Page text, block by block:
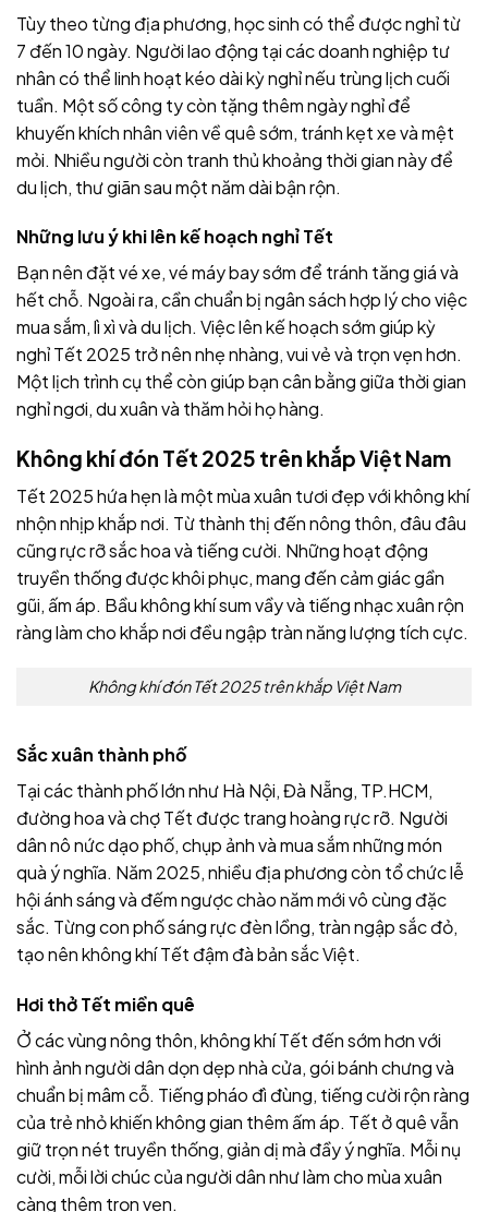
Tùy theo từng địa phương, học sinh có thể được nghỉ từ
7 đến 10 ngày. Người lao động tại các doanh nghiệp tư
nhân có thể linh hoạt kéo dài kỳ nghỉ nếu trùng lịch cuối
tuần. Một số công ty còn tặng thêm ngày nghỉ để
khuyến khích nhân viên về quê sớm, tránh kẹt xe và mệt
mỏi. Nhiều người còn tranh thủ khoảng thời gian này để
du lịch, thư giãn sau một năm dài bận rộn.
Những lưu ý khi lên kế hoạch nghỉ Tết
Bạn nên đặt vé xe, vé máy bay sớm để tránh tăng giá và
hết chỗ. Ngoài ra, cần chuẩn bị ngân sách hợp lý cho việc
mua sắm, lì xì và du lịch. Việc lên kế hoạch sớm giúp kỳ
nghỉ Tết 2025 trở nên nhẹ nhàng, vui vẻ và trọn vẹn hơn.
Một lịch trình cụ thể còn giúp bạn cân bằng giữa thời gian
nghỉ ngơi, du xuân và thăm hỏi họ hàng.
Không khí đón Tết 2025 trên khắp Việt Nam
Tết 2025 hứa hẹn là một mùa xuân tươi đẹp với không khí
nhộn nhịp khắp nơi. Từ thành thị đến nông thôn, đâu đâu
cũng rực rỡ sắc hoa và tiếng cười. Những hoạt động
truyền thống được khôi phục, mang đến cảm giác gần
gũi, ấm áp. Bầu không khí sum vầy và tiếng nhạc xuân rộn
ràng làm cho khắp nơi đều ngập tràn năng lượng tích cực.
Không khí đón Tết 2025 trên khắp Việt Nam
Sắc xuân thành phố
Tại các thành phố lớn như Hà Nội, Đà Nẵng, TP.HCM,
đường hoa và chợ Tết được trang hoàng rực rỡ. Người
dân nô nức dạo phố, chụp ảnh và mua sắm những món
quà ý nghĩa. Năm 2025, nhiều địa phương còn tổ chức lễ
hội ánh sáng và đếm ngược chào năm mới vô cùng đặc
sắc. Từng con phố sáng rực đèn lồng, tràn ngập sắc đỏ,
tạo nên không khí Tết đậm đà bản sắc Việt.
Hơi thở Tết miền quê
Ở các vùng nông thôn, không khí Tết đến sớm hơn với
hình ảnh người dân dọn dẹp nhà cửa, gói bánh chưng và
chuẩn bị mâm cỗ. Tiếng pháo đì đùng, tiếng cười rộn ràng
của trẻ nhỏ khiến không gian thêm ấm áp. Tết ở quê vẫn
giữ trọn nét truyền thống, giản dị mà đầy ý nghĩa. Mỗi nụ
cười, mỗi lời chúc của người dân như làm cho mùa xuân
càng thêm trọn vẹn.